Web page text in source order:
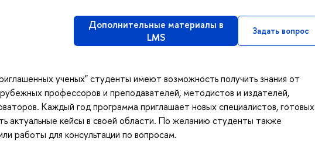
Дополнительные материалы в
LMS
Задать вопрос
ученых" студенты имеют возможность получить знания от
профессоров и преподавателей, методистов и издателей,
Каждый год программа приглашает новых специалистов, готовых
актуальные кейсы в своей области. По желанию студенты также
работы для консультации по вопросам.